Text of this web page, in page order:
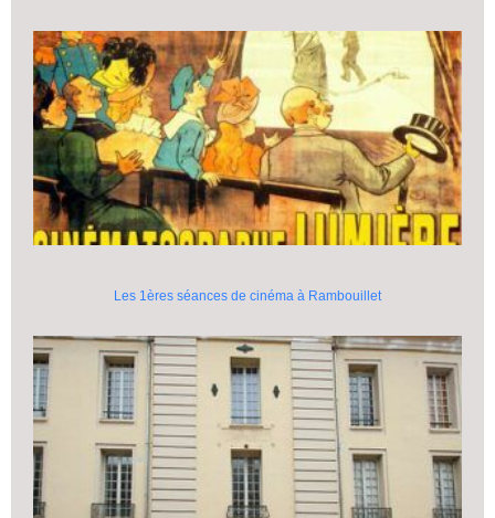
Les 1ères séances de cinéma à Rambouillet